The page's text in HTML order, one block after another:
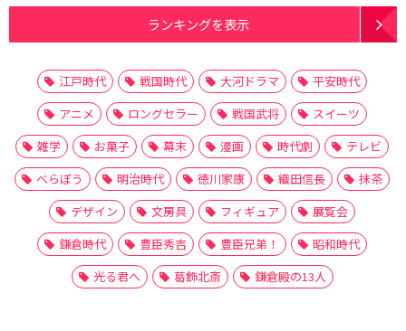
ランキングを表示
江戸時代 戦国時代 大河ドラマ
平安時代
アニメ
ロングセラー 戦国武将
スイーツ
雑学
お菓子 幕末 漫画 時代劇
テレビ
べらぼう
明治時代 徳川家康 織田信長
抹茶
デザイン
文房具 フィギュア
展覧会
鎌倉時代
豊臣秀吉 豊臣兄弟！
昭和時代
光る君へ
葛飾北斎 鎌倉殿の13人